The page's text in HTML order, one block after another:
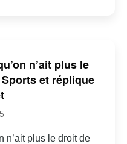
n’ait plus le
et réplique
n’ait plus le droit de